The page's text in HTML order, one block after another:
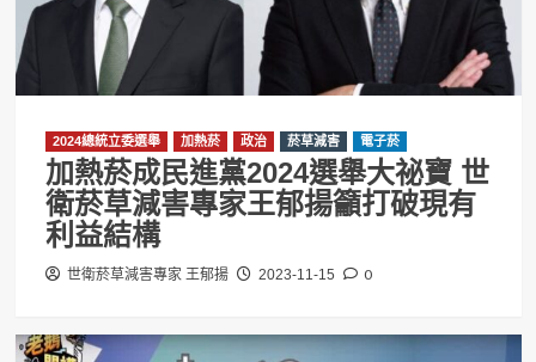
2024總統立委選舉 加熱菸 政治 菸草減害 電子菸
加熱菸成民進黨2024選舉大祕寶 世
衛菸草減害專家王郁揚籲打破現有
利益結構
世衛菸草減害專家 王郁揚 2023-11-15 0